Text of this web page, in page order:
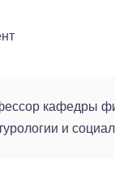
кафедры
и